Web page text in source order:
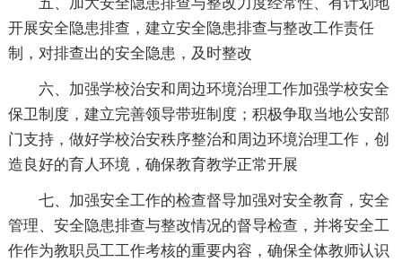
五、加大安全隐患排查与整改力度经常性、有计划地
开展安全隐患排查，建立安全隐患排查与整改工作责任
制，对排查出的安全隐患，及时整改
六、加强学校治安和周边环境治理工作加强学校安全
保卫制度，建立完善领导带班制度；积极争取当地公安部
门支持，做好学校治安秩序整治和周边环境治理工作，创
造良好的育人环境，确保教育教学正常开展
七、加强安全工作的检查督导加强对安全教育，安全
管理、安全隐患排查与整改情况的督导检查，并将安全工
作作为教职员工工作考核的重要内容，确保全体教师认识